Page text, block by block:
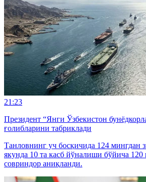
21:23
Президент “Янги Ўзбекистон
ғолибларини табриклади
Танловнинг уч босқичида 124 мингдан
якунда 10 та касб йўналиши бўйича 120
совриндор аниқланди.